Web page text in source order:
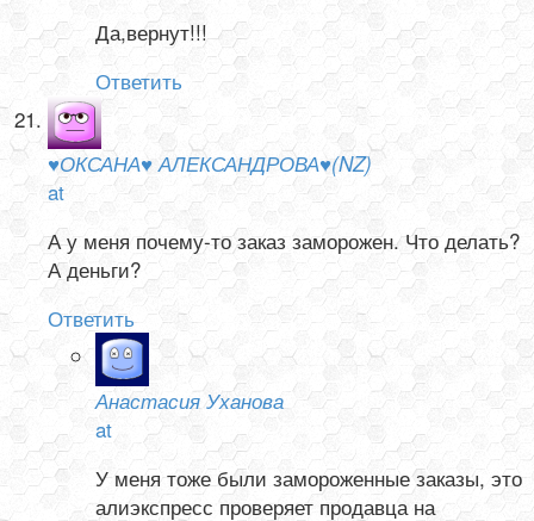
Да,вернут!!!
Ответить
♥ОКСАНА♥ АЛЕКСАНДРОВА♥(NZ)
at
А у меня почему-то заказ заморожен. Что делать?
А деньги?
Ответить
Анастасия Уханова
at
У меня тоже были замороженные заказы, это
алиэкспресс проверяет продавца на